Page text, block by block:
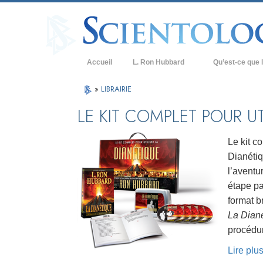
Accueil L. Ron Hubbard Qu’est-ce que
Rencontrez un
À l’intérieur
Les principes de
La Dianétique :
Qu’est-ce que la
» LIBRAIRIE
LE KIT COMPLET POUR
Le kit
étape
format
La
Lire